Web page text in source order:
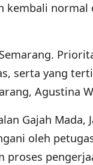
kembali
serta yang
Agustina
Gajah Mada,
oleh
proses